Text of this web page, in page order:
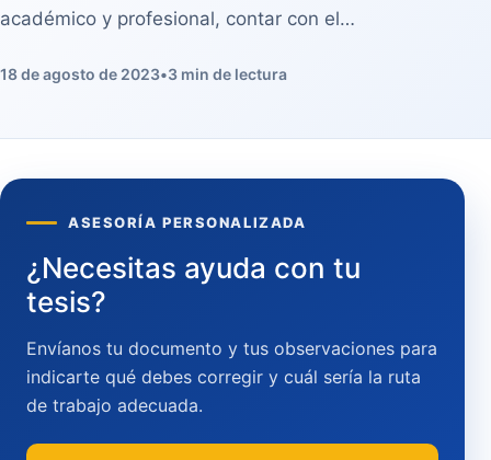
académico y profesional, contar con el…
18 de agosto de 2023•3 min de lectura
ASESORÍA PERSONALIZADA
¿Necesitas ayuda con tu
tesis?
Envíanos tu documento y tus observaciones para
indicarte qué debes corregir y cuál sería la ruta
de trabajo adecuada.